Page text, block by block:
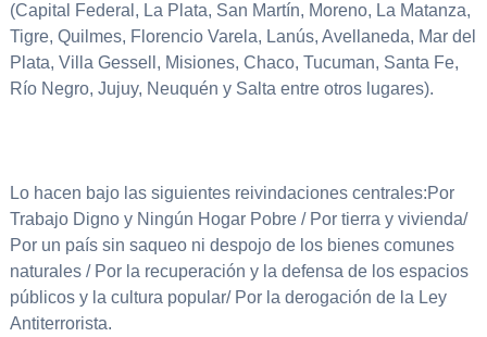
(Capital Federal, La Plata, San Martín, Moreno, La Matanza,
Tigre, Quilmes, Florencio Varela, Lanús, Avellaneda, Mar del
Plata, Villa Gessell, Misiones, Chaco, Tucuman, Santa Fe,
Río Negro, Jujuy, Neuquén y Salta entre otros lugares).
Lo hacen bajo las siguientes reivindaciones centrales:Por
Trabajo Digno y Ningún Hogar Pobre / Por tierra y vivienda/
Por un país sin saqueo ni despojo de los bienes comunes
naturales / Por la recuperación y la defensa de los espacios
públicos y la cultura popular/ Por la derogación de la Ley
Antiterrorista.